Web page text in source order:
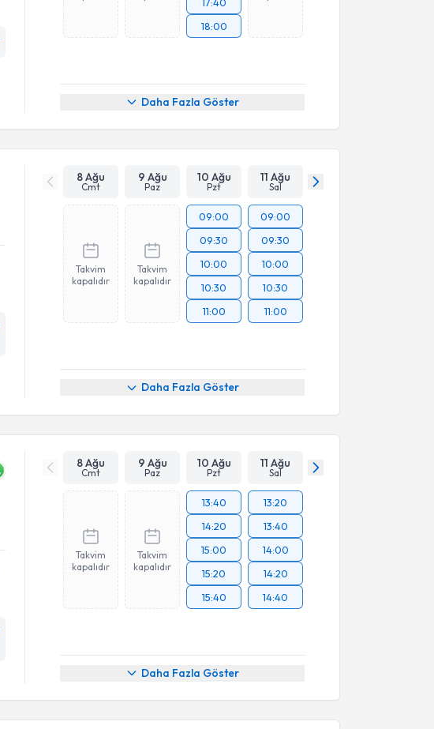
18:00
Daha Fazla Göster
8 Ağu
Cmt
9 Ağu
Paz
10 Ağu
Pzt
11 Ağu
Sal
Takvim
kapalıdır
Takvim
kapalıdır
09:00
09:30
10:00
10:30
11:00
09:00
09:30
10:00
10:30
11:00
Daha Fazla Göster
8 Ağu
Cmt
9 Ağu
Paz
10 Ağu
Pzt
11 Ağu
Sal
Takvim
kapalıdır
Takvim
kapalıdır
13:40
14:20
15:00
15:20
15:40
13:20
13:40
14:00
14:20
14:40
Daha Fazla Göster